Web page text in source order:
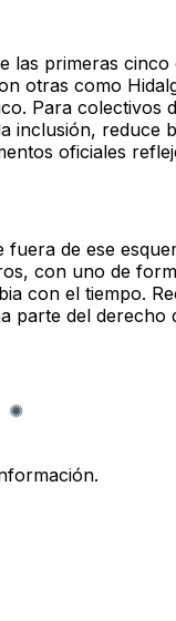
las primeras cinco
otras como
Para colectivos
inclusión, reduce
oficiales
de ese
con uno de
con el tiempo.
parte del derecho